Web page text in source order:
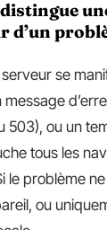
d’un
se
message
503), ou un
tous les
le problème
ou